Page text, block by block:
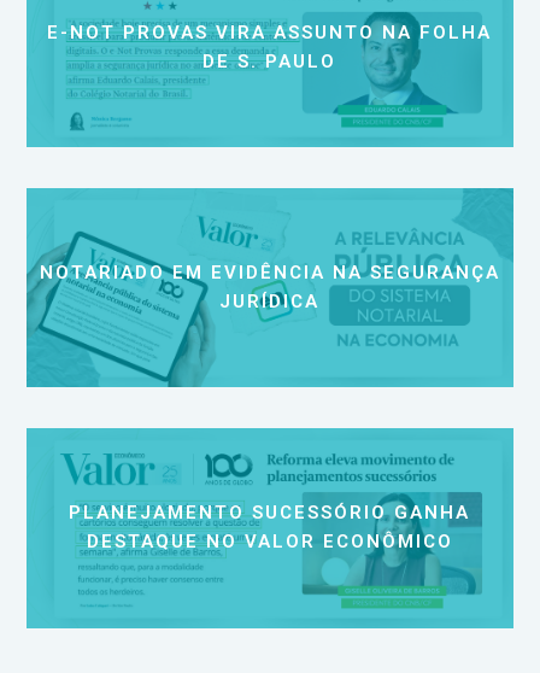
E-NOT PROVAS VIRA ASSUNTO NA FOLHA
DE S. PAULO
NOTARIADO EM EVIDÊNCIA NA SEGURANÇA
JURÍDICA
PLANEJAMENTO SUCESSÓRIO GANHA
DESTAQUE NO VALOR ECONÔMICO